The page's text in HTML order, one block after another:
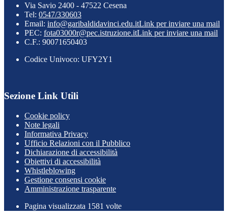
Via Savio 2400 - 47522 Cesena
Tel: 0547/330603
Email: info@garibaldidavinci.edu.itLink per inviare una mail
PEC: fota03000r@pec.istruzione.itLink per inviare una mail
C.F.: 90071650403
Codice Univoco: UFY2Y1
Sezione Link Utili
Cookie policy
Note legali
Informativa Privacy
Ufficio Relazioni con il Pubblico
Dichiarazione di accessibilità
Obiettivi di accessibilità
Whistleblowing
Gestione consensi cookie
Amministrazione trasparente
Pagina visualizzata 1581 volte